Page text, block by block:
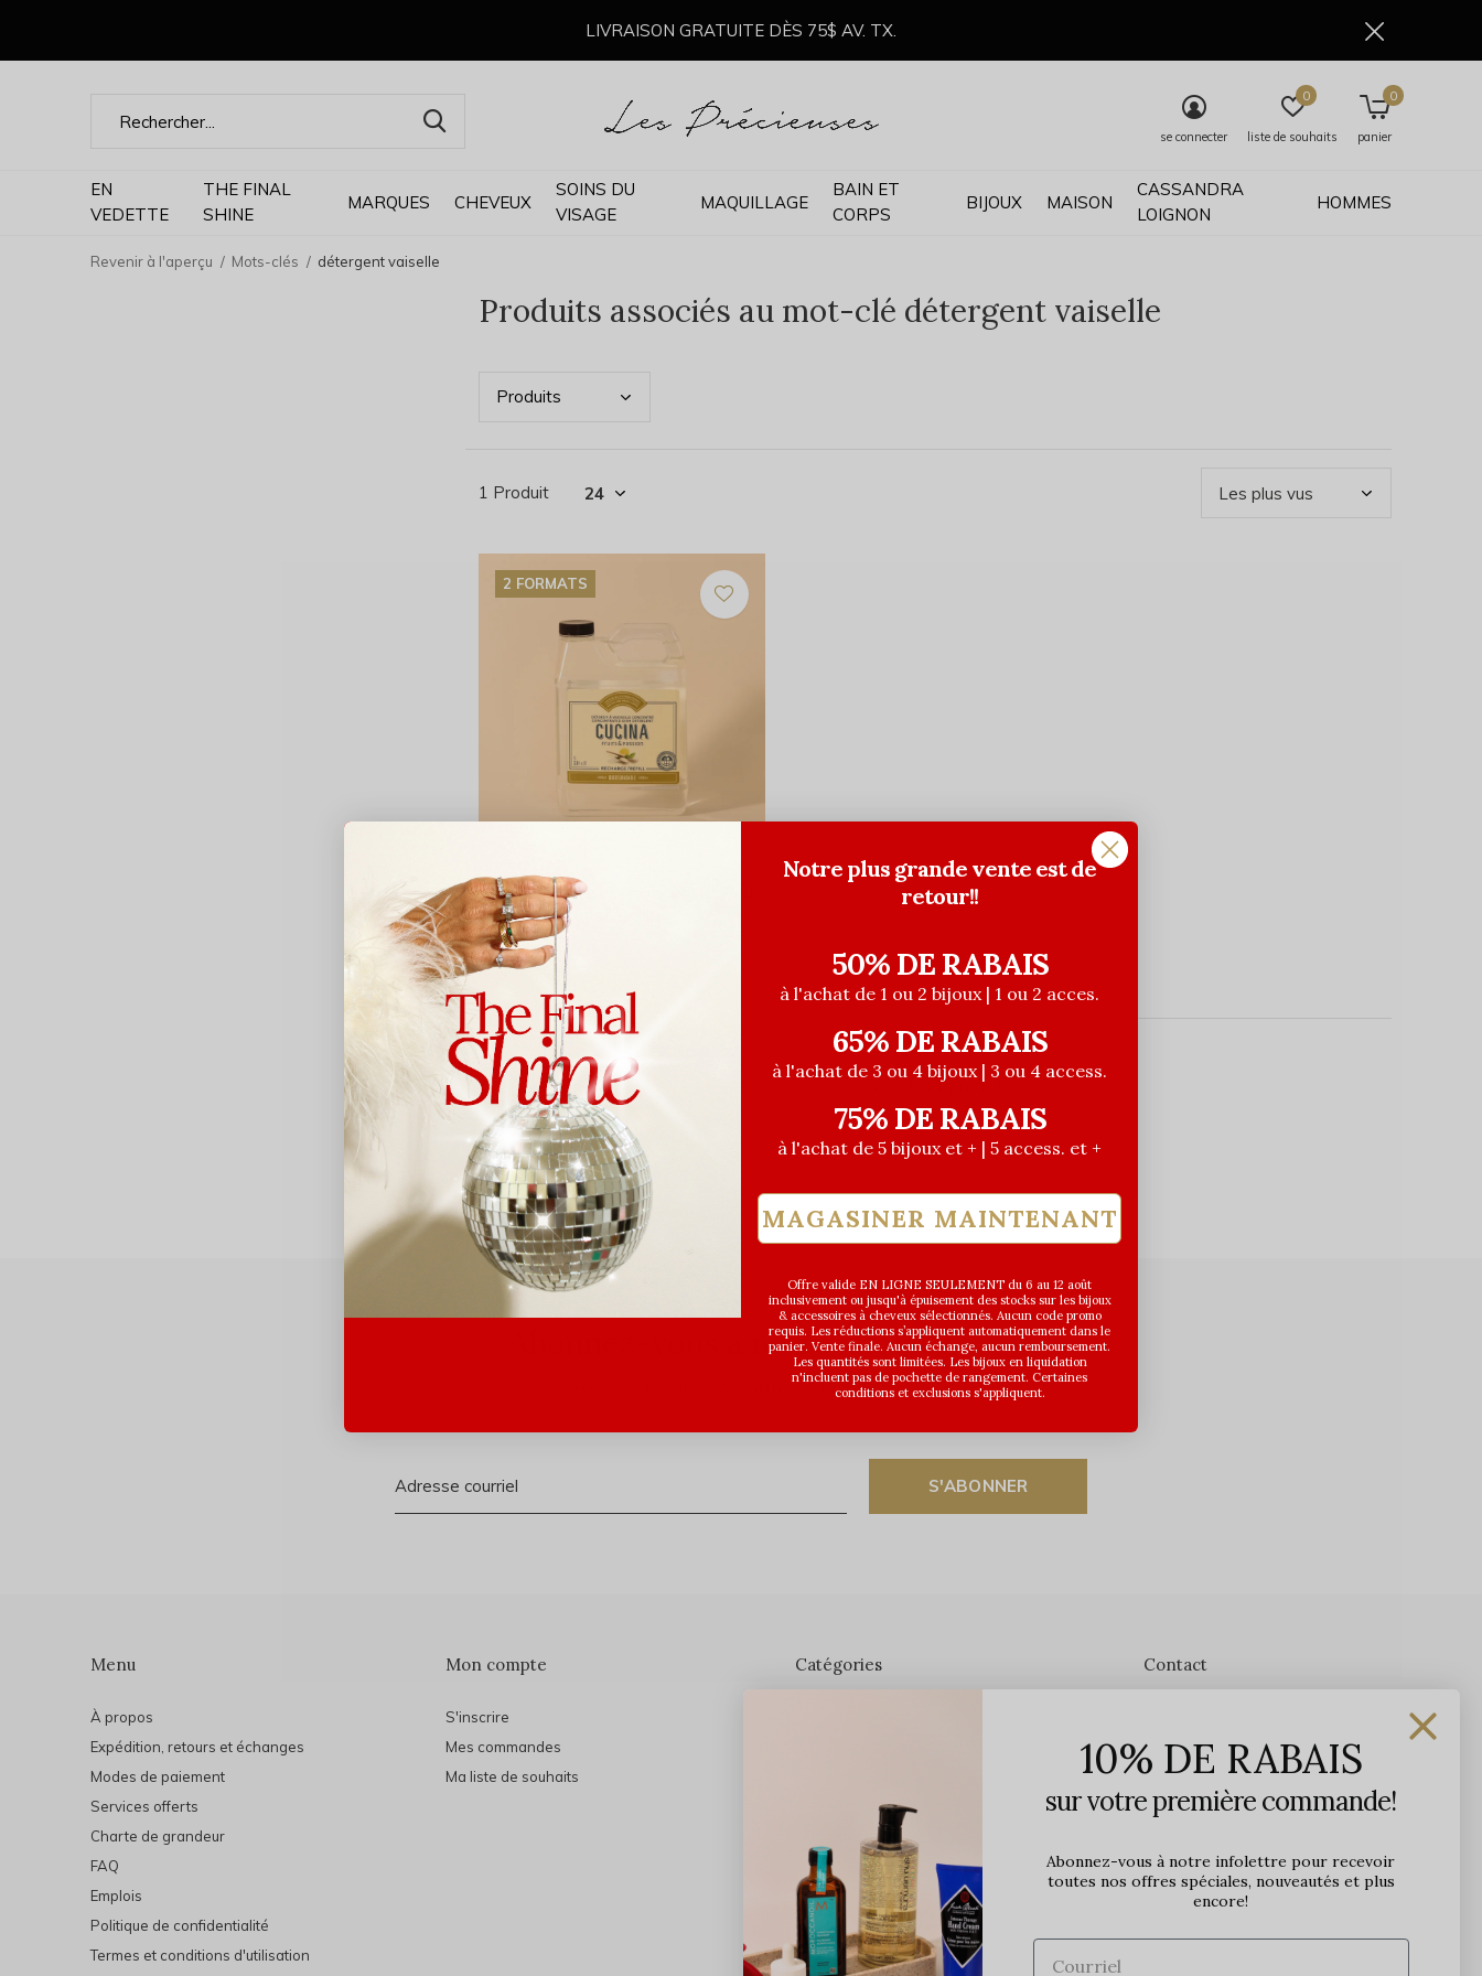
EN
VEDETTE
THE FINAL
SHINE
MARQUES CHEVEUX
SOINS DU
VISAGE
MAQUILLAGE
BAIN ET
CORPS
BIJOUX MAISON
CASSANDRA
LOIGNON
HOMMES
se connecter liste de souhaits
0
panier
0
LIVRAISON GRATUITE DÈS 75$ AV. TX.
Revenir à l'aperçu Mots-clés détergent vaiselle
Produits associés au mot-clé détergent vaiselle
Produits
1 Produit
2 FORMATS
Détersif à vaisselle concentré Fleur
de sel & citron d'Amalfi
16,00$CA 20,00$CA
Avant les taxes
Vu de 1 à 1 produits
Abonnez-vous à notre infolettre
Recevez les dernières offres et promotions
S'ABONNER
Menu
À propos
Expédition, retours et échanges
Modes de paiement
Services offerts
Charte de grandeur
FAQ
Emplois
Politique de confidentialité
Termes et conditions d'utilisation
Mon compte
S'inscrire
Mes commandes
Ma liste de souhaits
Catégories
Soins du visage
Maquillage
Bain et Corps
Bijoux
Contact
1650 avenue Jules-Verne, Local 103
G2G 2R1, Québec, Canada
Lundi: 9h - 17h
Mardi: 9h - 17h
Mercredi: 9h - 18h
Jeudi: 9h - 21h
10% DE RABAIS
sur votre première commande!
Abonnez-vous à notre infolettre pour recevoir
toutes nos offres spéciales, nouveautés et plus
encore!
Notre plus grande vente est de
retour!!
50% DE RABAIS
à l'achat de 1 ou 2 bijoux | 1 ou 2 acces.
65% DE RABAIS
à l'achat de 3 ou 4 bijoux | 3 ou 4 access.
75% DE RABAIS
à l'achat de 5 bijoux et + | 5 access. et +
MAGASINER MAINTENANT
Offre valide EN LIGNE SEULEMENT du 6 au 12 août
inclusivement ou jusqu'à épuisement des stocks sur les bijoux
& accessoires à cheveux sélectionnés. Aucun code promo
requis. Les réductions s’appliquent automatiquement dans le
panier. Vente finale. Aucun échange, aucun remboursement.
Les quantités sont limitées. Les bijoux en liquidation
n'incluent pas de pochette de rangement. Certaines
conditions et exclusions s'appliquent.